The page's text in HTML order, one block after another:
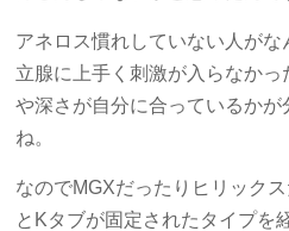
アネロス慣れしていない人が
立腺に上手く刺激が入らなかっ
や深さが自分に合っているか
ね。
なのでMGXだったりヒリック
とKタブが固定されたタイプを